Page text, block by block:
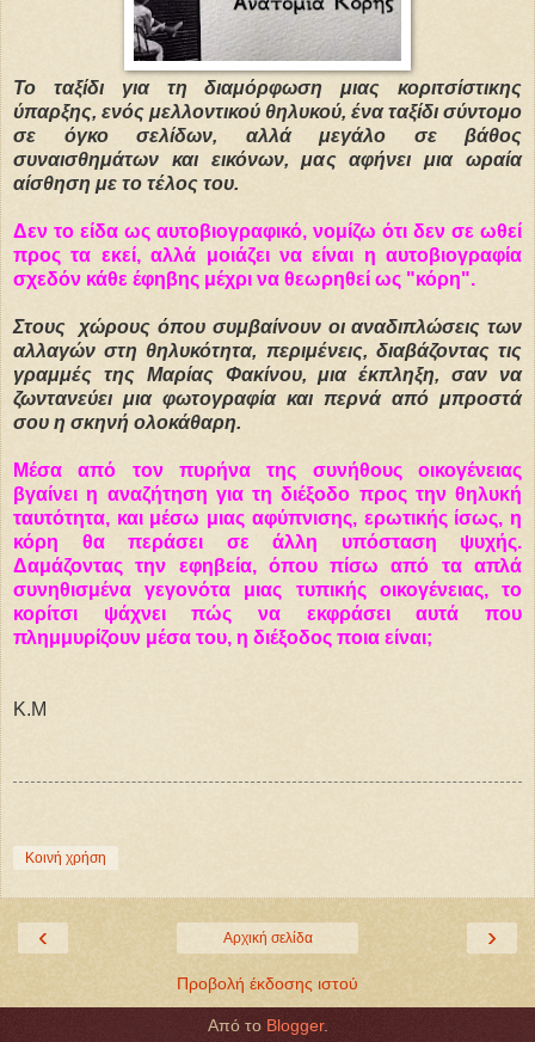
Το ταξίδι για τη διαμόρφωση μιας κοριτσίστικης
ύπαρξης, ενός μελλοντικού θηλυκού, ένα ταξίδι σύντομο
σε όγκο σελίδων, αλλά μεγάλο σε βάθος
συναισθημάτων και εικόνων, μας αφήνει μια ωραία
αίσθηση με το τέλος του.
Δεν το είδα ως αυτοβιογραφικό, νομίζω ότι δεν σε ωθεί
προς τα εκεί, αλλά μοιάζει να είναι η αυτοβιογραφία
σχεδόν κάθε έφηβης μέχρι να θεωρηθεί ως "κόρη".
Στους χώρους όπου συμβαίνουν οι αναδιπλώσεις των
αλλαγών στη θηλυκότητα, περιμένεις, διαβάζοντας τις
γραμμές της Μαρίας Φακίνου, μια έκπληξη, σαν να
ζωντανεύει μια φωτογραφία και περνά από μπροστά
σου η σκηνή ολοκάθαρη.
Μέσα από τον πυρήνα της συνήθους οικογένειας
βγαίνει η αναζήτηση για τη διέξοδο προς την θηλυκή
ταυτότητα, και μέσω μιας αφύπνισης, ερωτικής ίσως, η
κόρη θα περάσει σε άλλη υπόσταση ψυχής.
Δαμάζοντας την εφηβεία, όπου πίσω από τα απλά
συνηθισμένα γεγονότα μιας τυπικής οικογένειας, το
κορίτσι ψάχνει πώς να εκφράσει αυτά που
πλημμυρίζουν μέσα του, η διέξοδος ποια είναι;
Κ.Μ
Κοινή χρήση
‹ ›
Αρχική σελίδα
Προβολή έκδοσης ιστού
Από το Blogger.